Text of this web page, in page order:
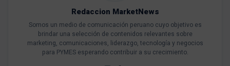
Redaccion MarketNews
Somos un medio de comunicación peruano cuyo objetivo es
brindar una selección de contenidos relevantes sobre
marketing, comunicaciones, liderazgo, tecnología y negocios
para PYMES esperando contribuir a su crecimiento.